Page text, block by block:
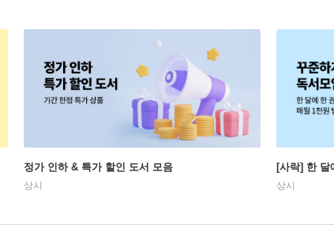
정가 인하 & 특가 할인 도서 모음
상시
[사락] 한 달
상시